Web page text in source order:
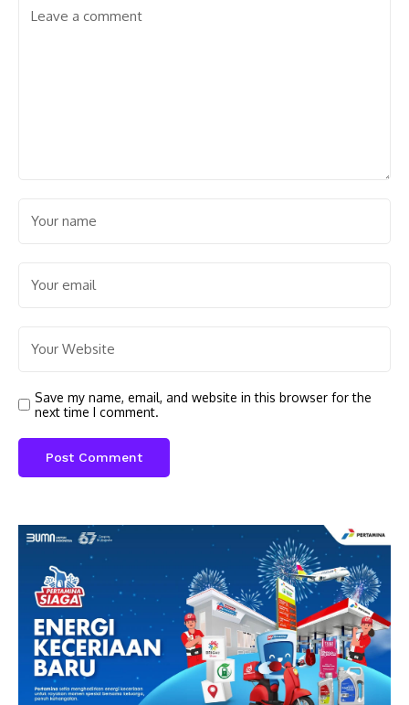
Save my name, email, and website in this browser for the
next time I comment.